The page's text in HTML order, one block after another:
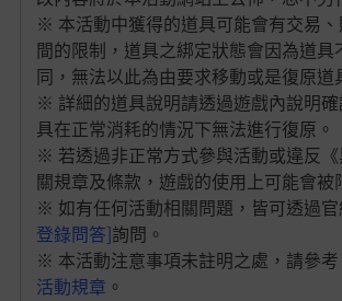
※ 本活動中獲得的道具可能會有交易
間的限制，道具之綁定狀態會因為道具
同，無法以此為由要求移動或是復原道
※ 詳細的道具說明請透過遊戲內說明
具在正常消耗的情況下無法進行復原。
※ 若透過非正常方式參與活動或違反
關規章及條款，遊戲的使用上可能會被
※ 如有任何活動相關問題，皆可透過
登錄問答]詢問。
※ 本活動注意事項未註明之處，請參考
活動規章 。